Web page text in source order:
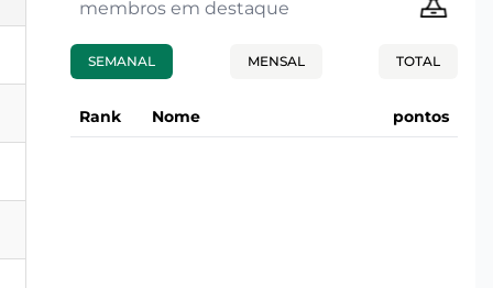
membros em destaque
SEMANAL MENSAL TOTAL
Rank Nome pontos